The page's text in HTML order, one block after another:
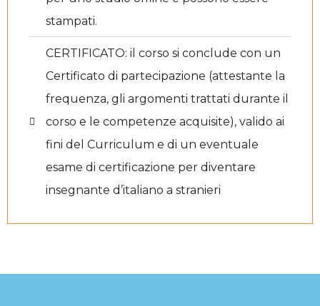
stampati.
CERTIFICATO: il corso si conclude con un
Certificato di partecipazione (attestante la
frequenza, gli argomenti trattati durante il
corso e le competenze acquisite), valido ai
fini del Curriculum e di un eventuale
esame di certificazione per diventare
insegnante d’italiano a stranieri